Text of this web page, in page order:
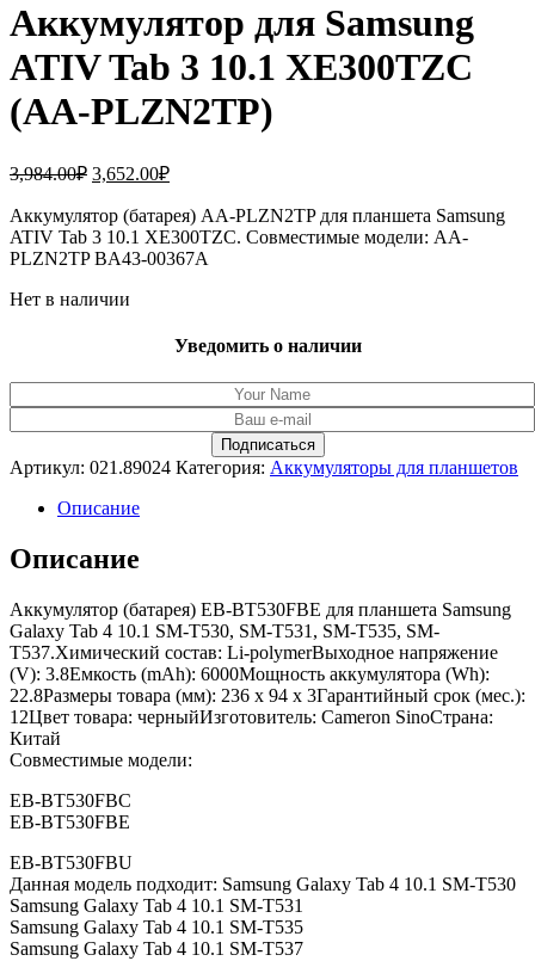
Аккумулятор для Samsung
ATIV Tab 3 10.1 XE300TZC
(AA-PLZN2TP)
3,984.00₽ Первоначальная
составляла
3,984.00₽.
3,652.00₽Текущая
3,652.00₽.
Аккумулятор (батарея) AA-PLZN2TP для планшета Samsung
ATIV Tab 3 10.1 XE300TZC. Совместимые модели: AA-
PLZN2TP BA43-00367A
Нет в наличии
Уведомить о наличии
Артикул: 021.89024 Категория: Аккумуляторы для планшетов
Описание
Описание
Аккумулятор (батарея) EB-BT530FBE для планшета Samsung
Galaxy Tab 4 10.1 SM-T530, SM-T531, SM-T535, SM-
T537.Химический состав: Li-polymerВыходное напряжение
(V): 3.8Емкость (mAh): 6000Мощность аккумулятора (Wh):
22.8Размеры товара (мм): 236 x 94 x 3Гарантийный срок (мес.):
12Цвет товара: черныйИзготовитель: Cameron SinoСтрана:
Китай
Совместимые модели:
EB-BT530FBC
EB-BT530FBE
EB-BT530FBU
Данная модель подходит: Samsung Galaxy Tab 4 10.1 SM-T530
Samsung Galaxy Tab 4 10.1 SM-T531
Samsung Galaxy Tab 4 10.1 SM-T535
Samsung Galaxy Tab 4 10.1 SM-T537